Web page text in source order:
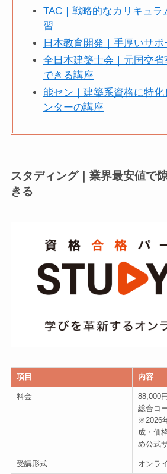
TAC｜戦略的なカリキュラ
習
日本教育開発｜手厚いサ
全日本建築士会｜元国交
できる講座
能セン｜建築系資格に特化
ンターの講座
スタディング｜業界最安値で
きる
項目 内容
料金
88,000
総合コ
※2026
成・価
め公式
受講形式 オンラ